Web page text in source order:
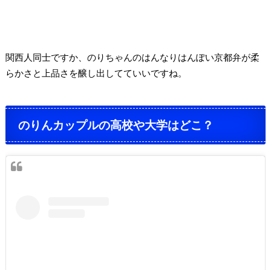
関西人同士ですか、のりちゃんのはんなりはんぽい京都弁が柔
らかさと上品さを醸し出してていいですね。
のりんカップルの高校や大学はどこ？